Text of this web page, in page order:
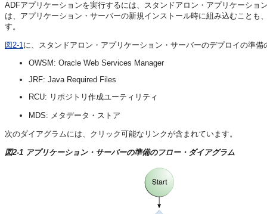
ADFアプリケーションを実行するには、スタンドアロン・アプリケーシ
は、アプリケーション・サーバーの新規インストール時に組み込むこと
す。
図2-1に、スタンドアロン・アプリケーション・サーバーのデプロイの準
OWSM: Oracle Web Services Manager
JRF: Java Required Files
RCU: リポジトリ作成ユーティリティ
MDS: メタデータ・ストア
次のダイアグラムには、クリック可能なリンクが含まれています。
図2-1 アプリケーション・サーバーの準備のフロー・ダイアグラム